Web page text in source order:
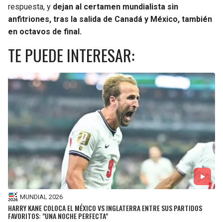
respuesta, y dejan al certamen mundialista sin
anfitriones, tras la salida de Canadá y México, también
en octavos de final.
TE PUEDE INTERESAR:
MUNDIAL 2026
HARRY KANE COLOCA EL MÉXICO VS INGLATERRA ENTRE SUS PARTIDOS
FAVORITOS: "UNA NOCHE PERFECTA"